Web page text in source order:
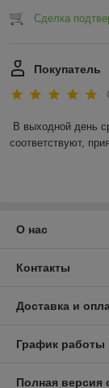
Сделка
Покупатель
В выходной день
соответствуют,
О нас
Контакты
Доставка и
График работы
Полная версия